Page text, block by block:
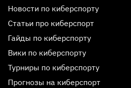
Новости по киберспорту
Статьи про киберспорт
Гайды по киберспорту
Вики по киберспорту
Турниры по киберспорту
Прогнозы на киберспорт